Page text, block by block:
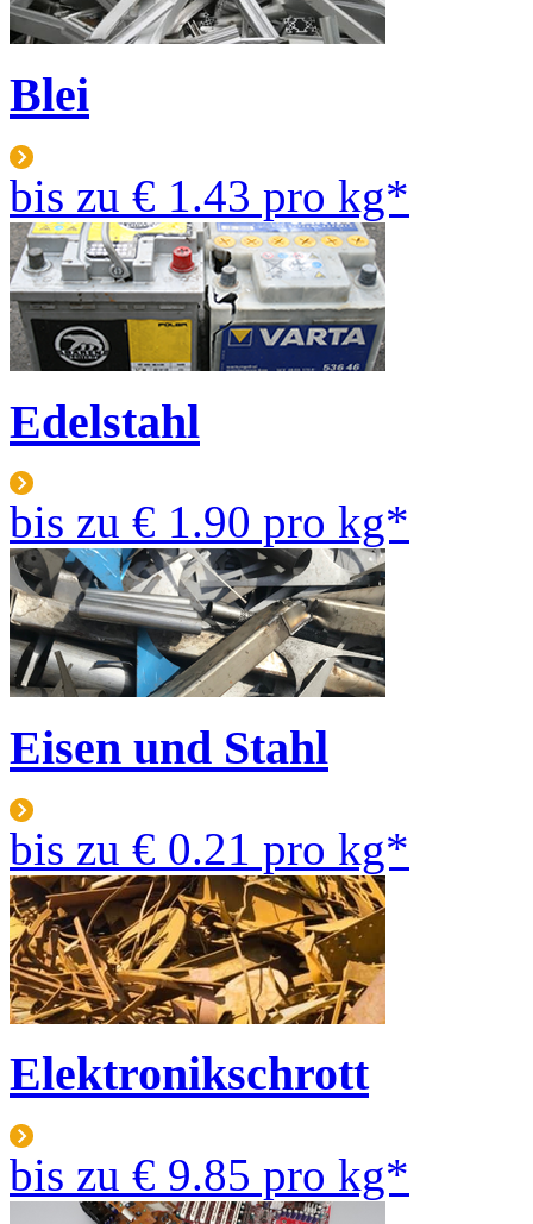
Blei
bis zu € 1.43 pro kg*
Edelstahl
bis zu € 1.90 pro kg*
Eisen und Stahl
bis zu € 0.21 pro kg*
Elektronikschrott
bis zu € 9.85 pro kg*